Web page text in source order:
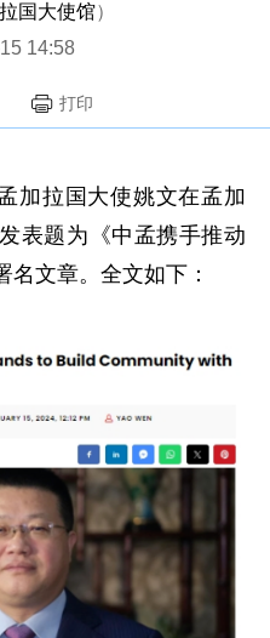
国大使馆）
14:58
打印
加拉国大使姚文在孟加
表题为《中孟携手推动
文章。全文如下：